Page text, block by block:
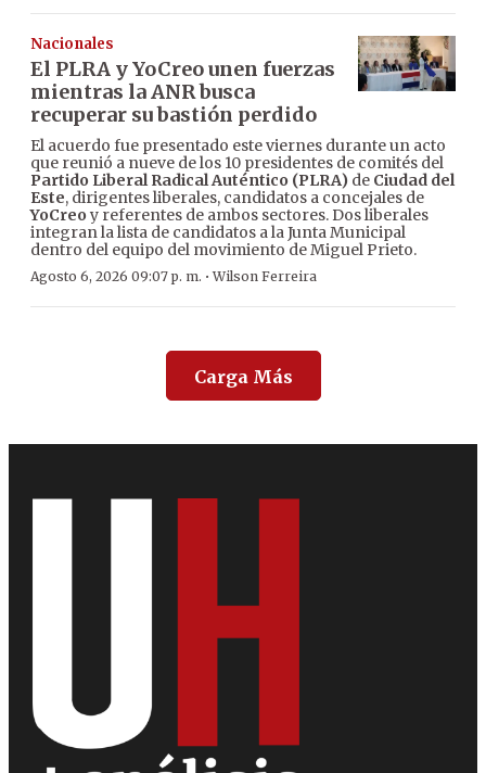
Nacionales
El PLRA y YoCreo unen fuerzas
mientras la ANR busca
recuperar su bastión perdido
El acuerdo fue presentado este viernes durante un acto
que reunió a nueve de los 10 presidentes de comités del
Partido Liberal Radical Auténtico (PLRA) de Ciudad del
Este, dirigentes liberales, candidatos a concejales de
YoCreo y referentes de ambos sectores. Dos liberales
integran la lista de candidatos a la Junta Municipal
dentro del equipo del movimiento de Miguel Prieto.
Agosto 6, 2026 09:07 p. m. ·Wilson Ferreira
Carga Más